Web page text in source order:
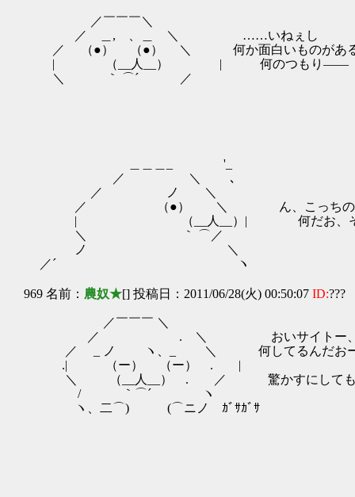
／￣￣￣＼
／ ＿, 、＿ ＼ ……いねぇし
／ （●） （●） ＼ 何か面白いものがあるか
| （__人__） | 何のつもり――
＼ ｀ ⌒´ ／
＿＿＿_ '_
／ ＼ ､
／ ノ ＼
／ （●） ＼ ん、こっちの茂み
| （__人__）| 何だお、そこにい
＼ ｀ ⌒／
ノ ＼
／´ ヽ
969 名前： 農奴★[] 投稿日：2011/06/28(火) 00:50:07 ID:???
／￣￣￣ ＼
／ . ＼ おいサイトー、こんな
／ _ ノ ヽ、_ ＼ 何してるんだおー
.| （ー） （ー） . |
＼ （__人__） . ／ 驚かすにしても、
/ ｀⌒´ ヽ
ヽ、二⌒) (⌒ニノ ｶﾞｻｶﾞｻ